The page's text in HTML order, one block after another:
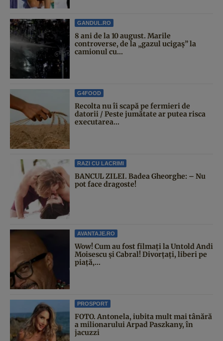
GANDUL.RO
8 ani de la 10 august. Marile
controverse, de la „gazul ucigaș” la
camionul cu...
G4FOOD
Recolta nu îi scapă pe fermieri de
datorii / Peste jumătate ar putea risca
executarea...
RAZI CU LACRIMI
BANCUL ZILEI. Badea Gheorghe: – Nu
pot face dragoste!
AVANTAJE.RO
Wow! Cum au fost filmați la Untold Andi
Moisescu și Cabral! Divorțați, liberi pe
piață,...
PROSPORT
FOTO. Antonela, iubita mult mai tânără
a milionarului Arpad Paszkany, în
jacuzzi